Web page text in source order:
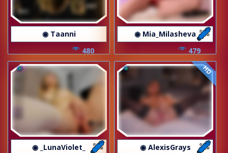
◉ Taanni
480
◉ Mia_Milasheva
479
◉ _LunaViolet_
HD
◉ AlexisGrays